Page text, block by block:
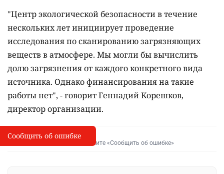
"Центр экологической безопасности в течение
нескольких лет инициирует проведение
исследования по сканированию загрязняющих
веществ в атмосфере. Мы могли бы вычислить
долю загрязнения от каждого конкретного вида
источника. Однако финансирования на такие
работы нет", - говорит Геннадий Корешков,
директор организации.
I
Сообщить об опечатке
Выделите фрагмент и нажмите «Сообщить об ошибке»
Сообщить об ошибке